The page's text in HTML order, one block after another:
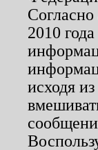
2010
исходя